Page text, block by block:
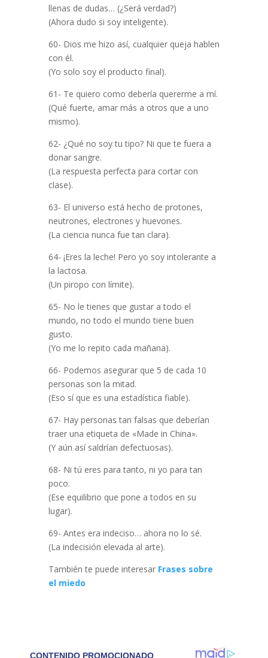
llenas de dudas… (¿Será verdad?)
(Ahora dudo si soy inteligente).
60- Dios me hizo así, cualquier queja hablen
con él.
(Yo solo soy el producto final).
61- Te quiero como debería quererme a mí.
(Qué fuerte, amar más a otros que a uno
mismo).
62- ¿Qué no soy tu tipo? Ni que te fuera a
donar sangre.
(La respuesta perfecta para cortar con
clase).
63- El universo está hecho de protones,
neutrones, electrones y huevones.
(La ciencia nunca fue tan clara).
64- ¡Eres la leche! Pero yo soy intolerante a
la lactosa.
(Un piropo con límite).
65- No le tienes que gustar a todo el
mundo, no todo el mundo tiene buen
gusto.
(Yo me lo repito cada mañana).
66- Podemos asegurar que 5 de cada 10
personas son la mitad.
(Eso sí que es una estadística fiable).
67- Hay personas tan falsas que deberían
traer una etiqueta de «Made in China».
(Y aún así saldrían defectuosas).
68- Ni tú eres para tanto, ni yo para tan
poco.
(Ese equilibrio que pone a todos en su
lugar).
69- Antes era indeciso… ahora no lo sé.
(La indecisión elevada al arte).
También te puede interesar Frases sobre
el miedo